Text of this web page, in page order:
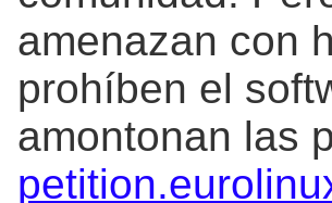
amenazan con
prohíben el
amontonan las